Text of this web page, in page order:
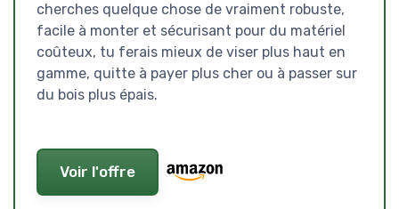
cherches quelque chose de vraiment robuste,
facile à monter et sécurisant pour du matériel
coûteux, tu ferais mieux de viser plus haut en
gamme, quitte à payer plus cher ou à passer sur
du bois plus épais.
Voir l'offre